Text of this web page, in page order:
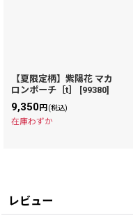
【夏限定柄】紫陽花 マカ
ロンポーチ［t］
[99380]
9,350円(税込)
在庫わずか
レビュー